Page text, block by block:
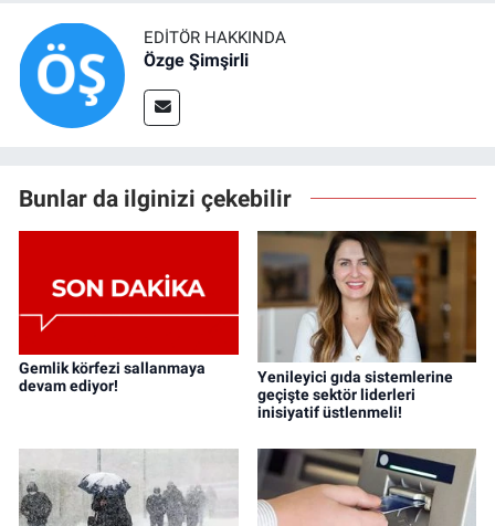
EDITÖR HAKKINDA
Özge Şimşirli
Bunlar da ilginizi çekebilir
Gemlik körfezi sallanmaya
devam ediyor!
Yenileyici gıda sistemlerine
geçişte sektör liderleri
inisiyatif üstlenmeli!